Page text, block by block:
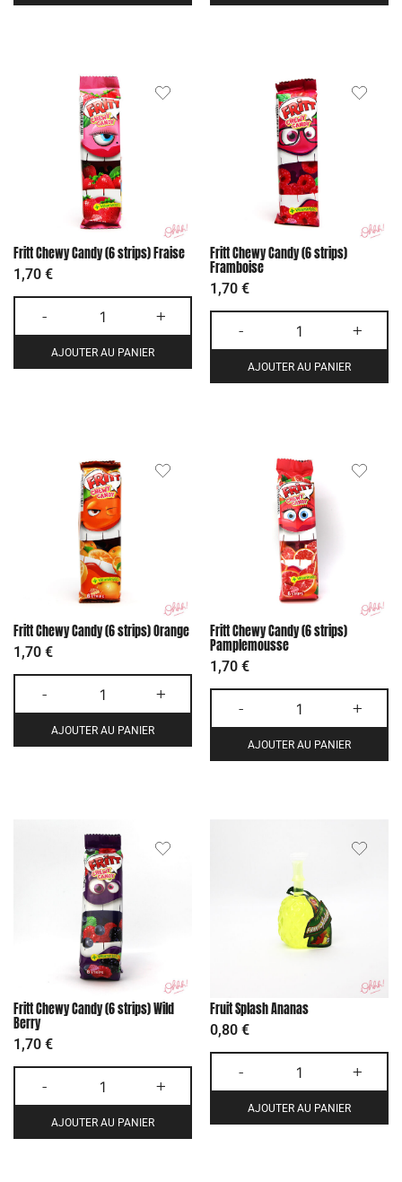
Fritt Chewy Candy (6 strips) Fraise
1,70 €
- +
AJOUTER AU PANIER
Fritt Chewy Candy (6 strips)
Framboise
1,70 €
- +
AJOUTER AU PANIER
Fritt Chewy Candy (6 strips) Orange
1,70 €
- +
AJOUTER AU PANIER
Fritt Chewy Candy (6 strips)
Pamplemousse
1,70 €
- +
AJOUTER AU PANIER
Fritt Chewy Candy (6 strips) Wild
Berry
1,70 €
- +
AJOUTER AU PANIER
Fruit Splash Ananas
0,80 €
- +
AJOUTER AU PANIER